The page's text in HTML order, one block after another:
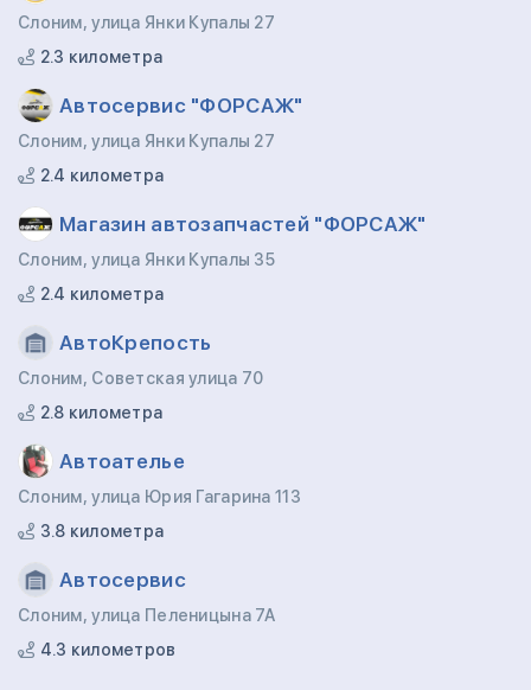
Слоним, улица Янки Купалы 27
2.3 километра
Автосервис "ФОРСАЖ"
Слоним, улица Янки Купалы 27
2.4 километра
Магазин автозапчастей "ФОРСАЖ"
Слоним, улица Янки Купалы 35
2.4 километра
АвтоКрепость
Слоним, Советская улица 70
2.8 километра
Автоателье
Слоним, улица Юрия Гагарина 113
3.8 километра
Автосервис
Слоним, улица Пеленицына 7А
4.3 километров